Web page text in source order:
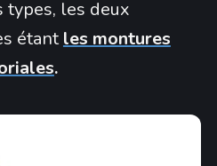
types, les deux
étant les montures
.